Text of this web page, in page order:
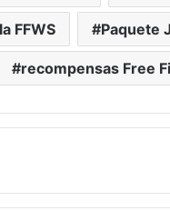
FFWS Paquete
recompensas Free